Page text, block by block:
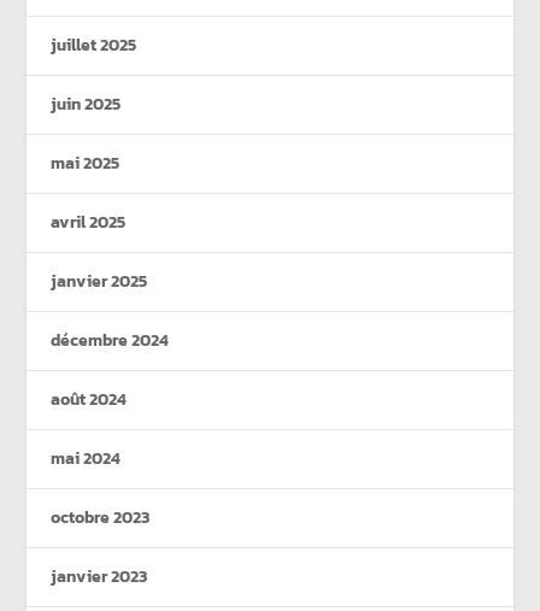
juillet 2025
juin 2025
mai 2025
avril 2025
janvier 2025
décembre 2024
août 2024
mai 2024
octobre 2023
janvier 2023